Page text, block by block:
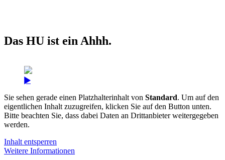
Das HU ist ein Ahhh.
Sie sehen gerade einen Platzhalterinhalt von Standard. Um auf den
eigentlichen Inhalt zuzugreifen, klicken Sie auf den Button unten.
Bitte beachten Sie, dass dabei Daten an Drittanbieter weitergegeben
werden.
Inhalt entsperren
Weitere Informationen